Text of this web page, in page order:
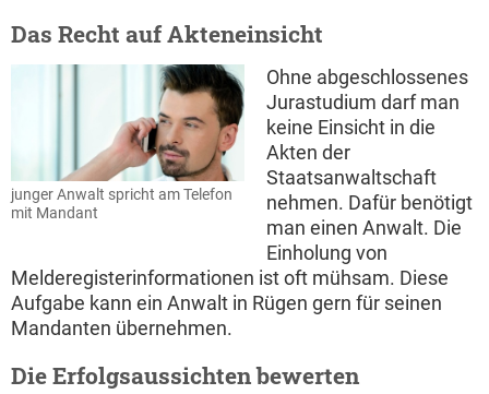
Das Recht auf Akteneinsicht
junger Anwalt spricht am Telefon
mit Mandant
Ohne abgeschlossenes
Jurastudium darf man
keine Einsicht in die
Akten der
Staatsanwaltschaft
nehmen. Dafür benötigt
man einen Anwalt. Die
Einholung von
Melderegisterinformationen ist oft mühsam. Diese
Aufgabe kann ein Anwalt in Rügen gern für seinen
Mandanten übernehmen.
Die Erfolgsaussichten bewerten